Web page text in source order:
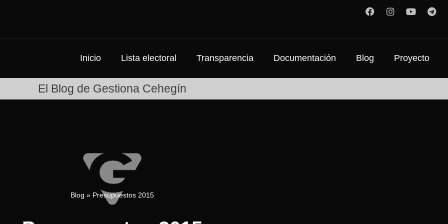
Inicio Lista electoral Transparencia Documentación Blog Proyecto
El Blog de Gestiona Cehegín
Blog » Presupuestos 2015